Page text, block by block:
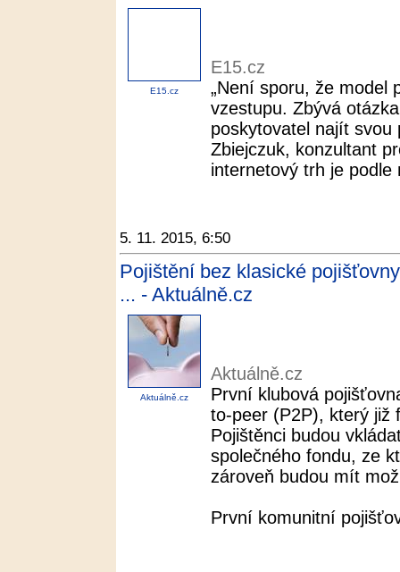
E15.cz
E15.cz
„Není sporu, že model
vzestupu. Zbývá
poskytovatel najít svou
Zbiejczuk, konzultant
internetový trh je podle
5. 11. 2015, 6:50
Pojištění bez klasické
... - Aktuálně.cz
Aktuálně.cz
Aktuálně.cz
První klubová
to-peer (P2P), který již
Pojištěnci budou
společného fondu, ze
zároveň budou mít
První komunitní